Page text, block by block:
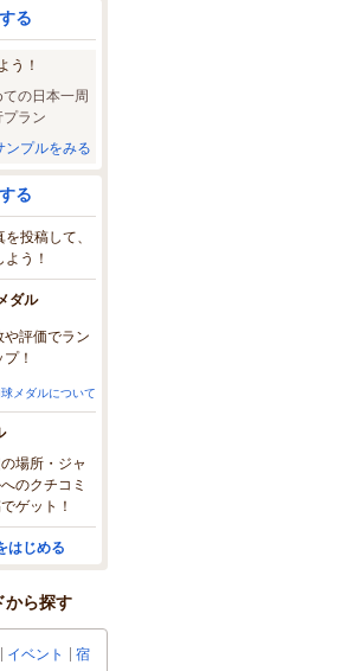
る
う！
ての日本一周
プラン
ンプルをみる
る
投稿して、
う！
ダル
や評価でラン
！
メダルについて
場所・ジャ
のクチコミ
ゲット！
はじめる
から探す
イベント 宿